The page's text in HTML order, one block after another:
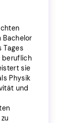
Bachelor
Tages
beruflich
sie
Physik
und